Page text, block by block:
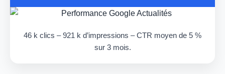
46 k clics – 921 k d’impressions – CTR moyen de 5 %
sur 3 mois.